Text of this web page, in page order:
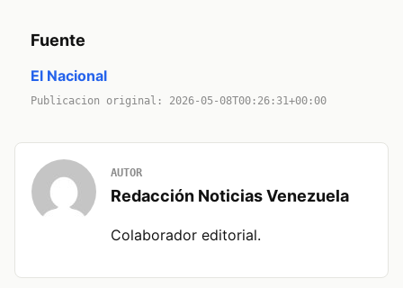
Fuente
El Nacional
Publicacion original: 2026-05-08T00:26:31+00:00
AUTOR
Redacción Noticias Venezuela
Colaborador editorial.